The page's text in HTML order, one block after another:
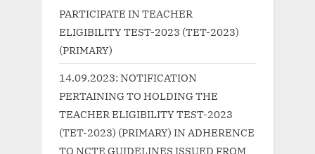
PARTICIPATE IN TEACHER
ELIGIBILITY TEST-2023 (TET-2023)
(PRIMARY)
14.09.2023: NOTIFICATION
PERTAINING TO HOLDING THE
TEACHER ELIGIBILITY TEST-2023
(TET-2023) (PRIMARY) IN ADHERENCE
TO NCTE GUIDELINES ISSUED FROM